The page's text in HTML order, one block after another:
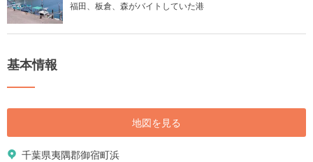
福田、板倉、森がバイトしていた港
基本情報
地図を見る
千葉県夷隅郡御宿町浜